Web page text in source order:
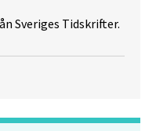
Sveriges Tidskrifter.